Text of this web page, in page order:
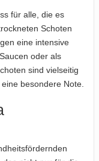
Haftung
die Angaben auf
abweichen.
für alle, die es
Schoten
eine intensive
oder als
sind vielseitig
besondere Note.